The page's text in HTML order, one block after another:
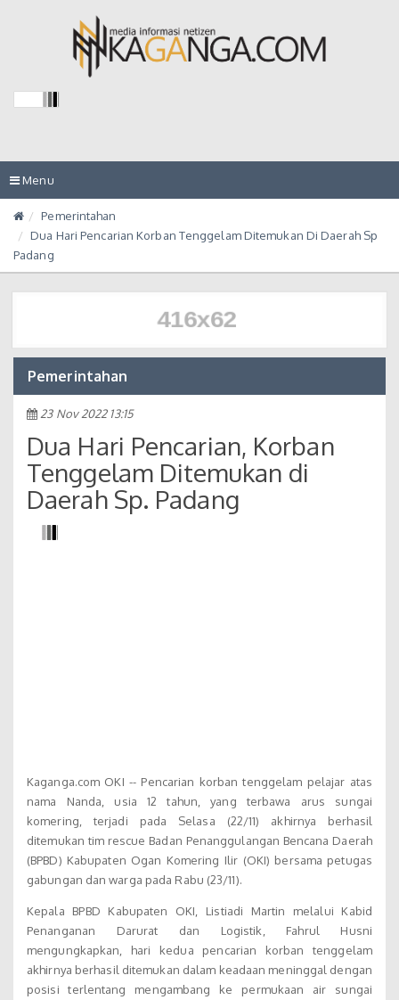
Toggle
navigation
Menu
Pemerintahan
Dua Hari Pencarian Korban Tenggelam Ditemukan Di Daerah Sp
Padang
Pemerintahan
23 Nov 2022 13:15
Dua Hari Pencarian, Korban
Tenggelam Ditemukan di
Daerah Sp. Padang
Kaganga.com OKI -- Pencarian korban tenggelam pelajar atas
nama Nanda, usia 12 tahun, yang terbawa arus sungai
komering, terjadi pada Selasa (22/11) akhirnya berhasil
ditemukan tim rescue Badan Penanggulangan Bencana Daerah
(BPBD) Kabupaten Ogan Komering Ilir (OKI) bersama petugas
gabungan dan warga pada Rabu (23/11).
Kepala BPBD Kabupaten OKI, Listiadi Martin melalui Kabid
Penanganan Darurat dan Logistik, Fahrul Husni
mengungkapkan, hari kedua pencarian korban tenggelam
akhirnya berhasil ditemukan dalam keadaan meninggal dengan
posisi terlentang mengambang ke permukaan air sungai